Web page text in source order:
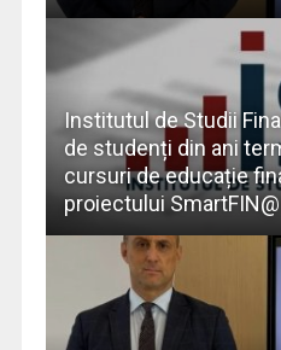
Institutul de Studii
de studenți din ani
cursuri de educație
proiectului